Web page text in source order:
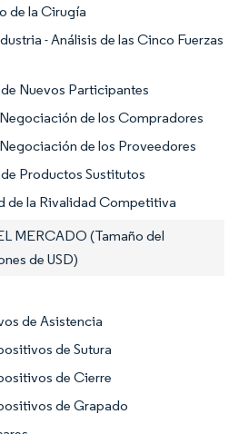
de la Cirugía
- Análisis de las Cinco Fuerzas
Nuevos Participantes
de los Compradores
de los Proveedores
Productos Sustitutos
de la Rivalidad Competitiva
MERCADO (Tamaño del
de USD)
de Asistencia
de Sutura
de Cierre
de Grapado